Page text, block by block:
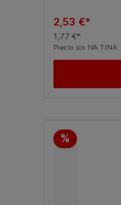
2,53 €*
1,77 €*
Precio sin IVA TINA
%